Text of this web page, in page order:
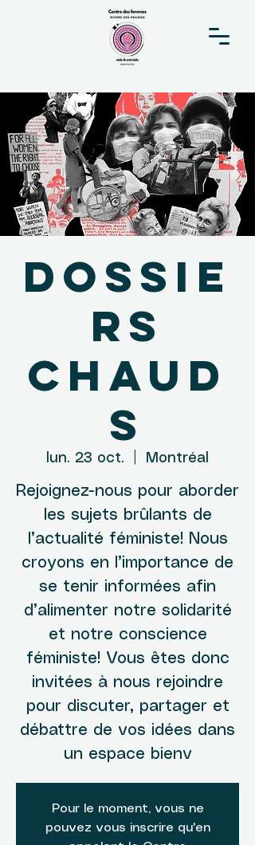
Dossie
rs
chaud
s
lun. 23 oct. Montréal
Rejoignez-nous pour aborder
les sujets brûlants de
l’actualité féministe! Nous
croyons en l’importance de
se tenir informées afin
d’alimenter notre solidarité
et notre conscience
féministe! Vous êtes donc
invitées à nous rejoindre
pour discuter, partager et
débattre de vos idées dans
un espace bienv
Pour le moment, vous ne
pouvez vous inscrire qu'en